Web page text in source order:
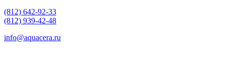
(812) 642-92-33
(812) 939-42-48
info@aquacera.ru